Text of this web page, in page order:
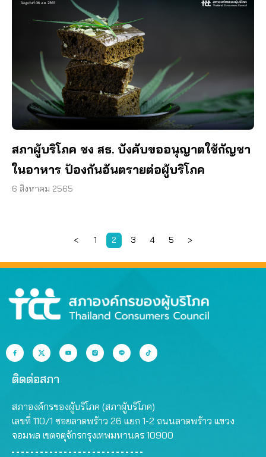
สภาผู้บริโภค ชง สธ. บังคับขออนุญาตใช้กัญชา
ในอาหาร ป้องกันอันตรายต่อผู้บริโภค
6 สิงหาคม 2565
< 1 2 3 4 5 >
ติดต่อสภา
สภาองค์กรของผู้บริโภค (สภาผู้บริโภค)
เลขที่ 110/1 ซอยลาดพร้าว 26 แยก 1-2 ถนนลาดพร้าว แขวง
จอมพล เขตจตุจักรกรุงเทพมหานคร 10900